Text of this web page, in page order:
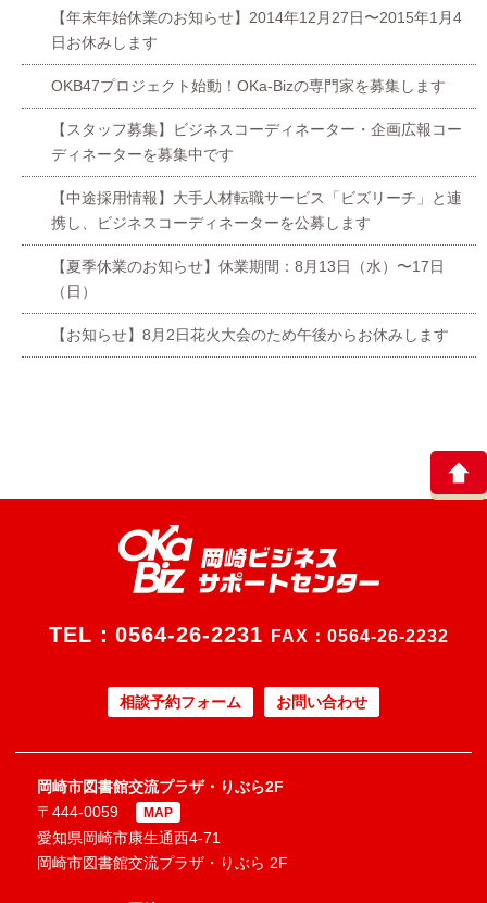
【年末年始休業のお知らせ】2014年12月27日〜2015年1月4
日お休みします
OKB47プロジェクト始動！OKa-Bizの専門家を募集します
【スタッフ募集】ビジネスコーディネーター・企画広報コー
ディネーターを募集中です
【中途採用情報】大手人材転職サービス「ビズリーチ」と連
携し、ビジネスコーディネーターを公募します
【夏季休業のお知らせ】休業期間：8月13日（水）〜17日
（日）
【お知らせ】8月2日花火大会のため午後からお休みします
TEL： 0564-26-2231 FAX：0564-26-2232
相談予約フォーム お問い合わせ
岡崎市図書館交流プラザ・りぶら2F
〒444-0059
MAP
愛知県岡崎市康生通西4-71
岡崎市図書館交流プラザ・りぶら 2F